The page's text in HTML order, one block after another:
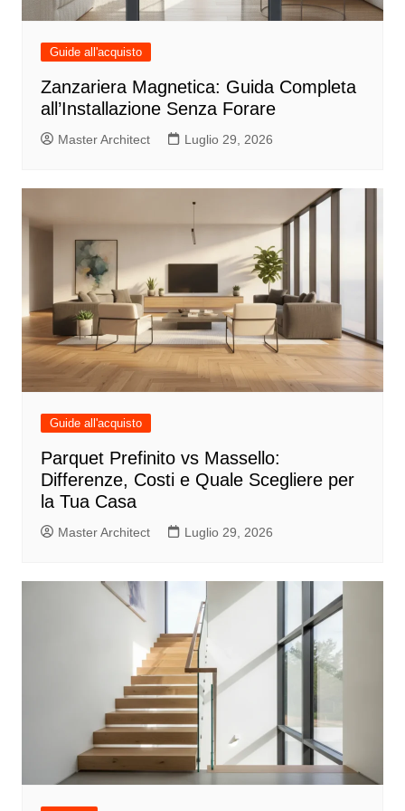
Guide all'acquisto
Zanzariera Magnetica: Guida Completa
all’Installazione Senza Forare
Master Architect Luglio 29, 2026
Guide all'acquisto
Parquet Prefinito vs Massello:
Differenze, Costi e Quale Scegliere per
la Tua Casa
Master Architect Luglio 29, 2026